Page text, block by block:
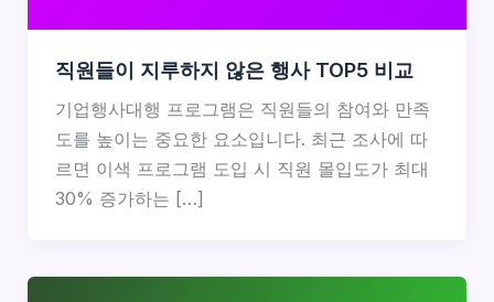
직원들이 지루하지 않은 행사 TOP5 비교
기업행사대행 프로그램은 직원들의 참여와 만족
도를 높이는 중요한 요소입니다. 최근 조사에 따
르면 이색 프로그램 도입 시 직원 몰입도가 최대
30% 증가하는 […]